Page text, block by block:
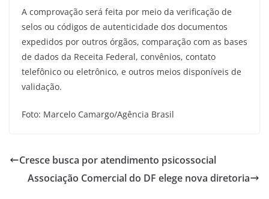
A comprovação será feita por meio da verificação de
selos ou códigos de autenticidade dos documentos
expedidos por outros órgãos, comparação com as bases
de dados da Receita Federal, convênios, contato
telefônico ou eletrônico, e outros meios disponíveis de
validação.
Foto: Marcelo Camargo/Agência Brasil
Cresce busca por atendimento psicossocial
Associação Comercial do DF elege nova diretoria